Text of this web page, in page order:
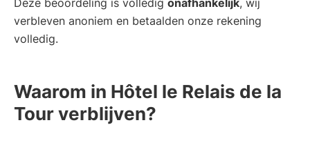
Deze beoordeling is volledig onafhankelijk, wij
verbleven anoniem en betaalden onze rekening
volledig.
Waarom in Hôtel le Relais de la
Tour verblijven?